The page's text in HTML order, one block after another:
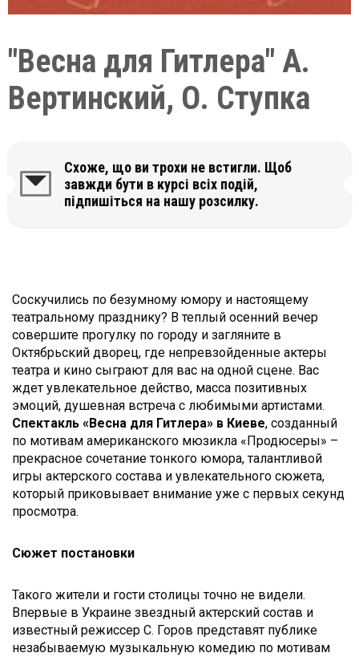
"Весна для Гитлера" А.
Вертинский, О. Ступка
Схоже, що ви трохи не встигли. Щоб
завжди бути в курсі всіх подій,
підпишіться на нашу розсилку.
Соскучились по безумному юмору и настоящему
театральному празднику? В теплый осенний вечер
совершите прогулку по городу и загляните в
Октябрьский дворец, где непревзойденные актеры
театра и кино сыграют для вас на одной сцене. Вас
ждет увлекательное действо, масса позитивных
эмоций, душевная встреча с любимыми артистами.
Спектакль «Весна для Гитлера» в Киеве, созданный
по мотивам американского мюзикла «Продюсеры» –
прекрасное сочетание тонкого юмора, талантливой
игры актерского состава и увлекательного сюжета,
который приковывает внимание уже с первых секунд
просмотра.
Сюжет постановки
Такого жители и гости столицы точно не видели.
Впервые в Украине звездный актерский состав и
известный режиссер С. Горов представят публике
незабываемую музыкальную комедию по мотивам